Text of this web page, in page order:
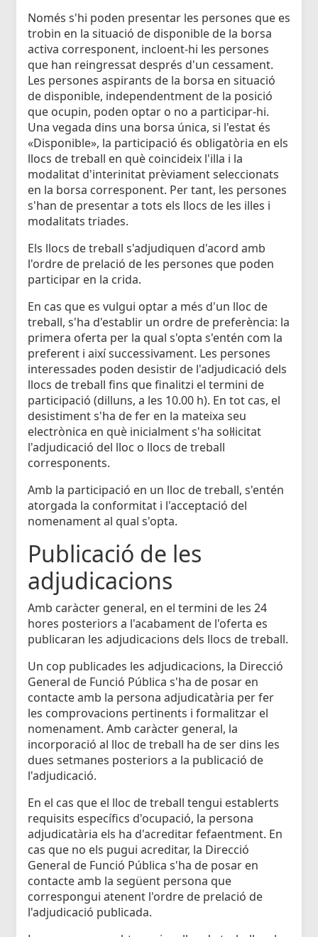
Només s'hi poden presentar les persones que es
trobin en la situació de disponible de la borsa
activa corresponent, incloent-hi les persones
que han reingressat després d'un cessament.
Les persones aspirants de la borsa en situació
de disponible, independentment de la posició
que ocupin, poden optar o no a participar-hi.
Una vegada dins una borsa única, si l'estat és
«Disponible», la participació és obligatòria en els
llocs de treball en què coincideix l'illa i la
modalitat d'interinitat prèviament seleccionats
en la borsa corresponent. Per tant, les persones
s'han de presentar a tots els llocs de les illes i
modalitats triades.
Els llocs de treball s'adjudiquen d'acord amb
l'ordre de prelació de les persones que poden
participar en la crida.
En cas que es vulgui optar a més d'un lloc de
treball, s'ha d'establir un ordre de preferència: la
primera oferta per la qual s'opta s'entén com la
preferent i així successivament. Les persones
interessades poden desistir de l'adjudicació dels
llocs de treball fins que finalitzi el termini de
participació (dilluns, a les 10.00 h). En tot cas, el
desistiment s'ha de fer en la mateixa seu
electrònica en què inicialment s'ha sol·licitat
l'adjudicació del lloc o llocs de treball
corresponents.
Amb la participació en un lloc de treball, s'entén
atorgada la conformitat i l'acceptació del
nomenament al qual s'opta.
Publicació de les
adjudicacions
Amb caràcter general, en el termini de les 24
hores posteriors a l'acabament de l'oferta es
publicaran les adjudicacions dels llocs de treball.
Un cop publicades les adjudicacions, la Direcció
General de Funció Pública s'ha de posar en
contacte amb la persona adjudicatària per fer
les comprovacions pertinents i formalitzar el
nomenament. Amb caràcter general, la
incorporació al lloc de treball ha de ser dins les
dues setmanes posteriors a la publicació de
l'adjudicació.
En el cas que el lloc de treball tengui establerts
requisits específics d'ocupació, la persona
adjudicatària els ha d'acreditar fefaentment. En
cas que no els pugui acreditar, la Direcció
General de Funció Pública s'ha de posar en
contacte amb la següent persona que
correspongui atenent l'ordre de prelació de
l'adjudicació publicada.